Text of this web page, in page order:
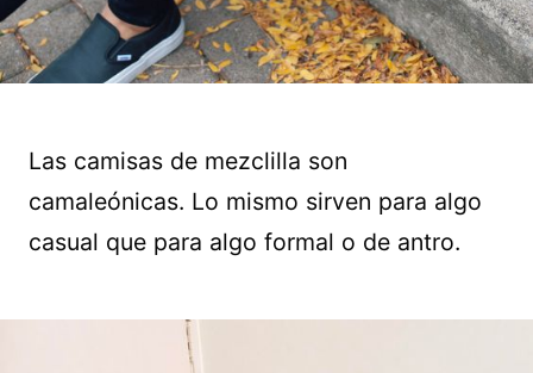
Las camisas de mezclilla son
camaleónicas. Lo mismo sirven para algo
casual que para algo formal o de antro.